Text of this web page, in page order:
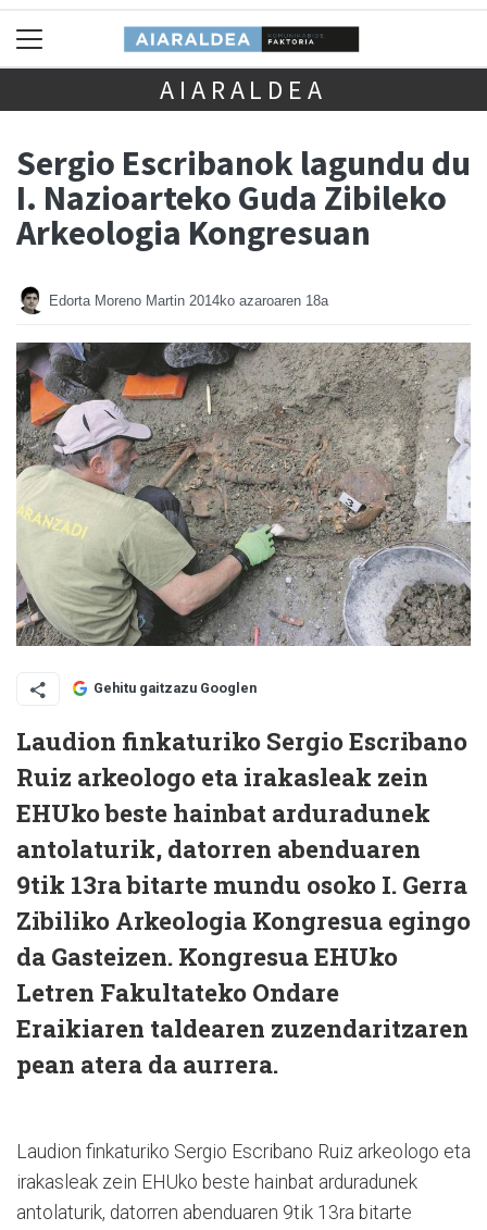
AIARALDEA
Sergio Escribanok lagundu du
I. Nazioarteko Guda Zibileko
Arkeologia Kongresuan
Edorta Moreno Martin 2014ko azaroaren 18a
Gehitu gaitzazu Googlen
Laudion finkaturiko Sergio Escribano
Ruiz arkeologo eta irakasleak zein
EHUko beste hainbat arduradunek
antolaturik, datorren abenduaren
9tik 13ra bitarte mundu osoko I. Gerra
Zibiliko Arkeologia Kongresua egingo
da Gasteizen. Kongresua EHUko
Letren Fakultateko Ondare
Eraikiaren taldearen zuzendaritzaren
pean atera da aurrera.
Laudion finkaturiko Sergio Escribano Ruiz arkeologo eta
irakasleak zein EHUko beste hainbat arduradunek
antolaturik, datorren abenduaren 9tik 13ra bitarte